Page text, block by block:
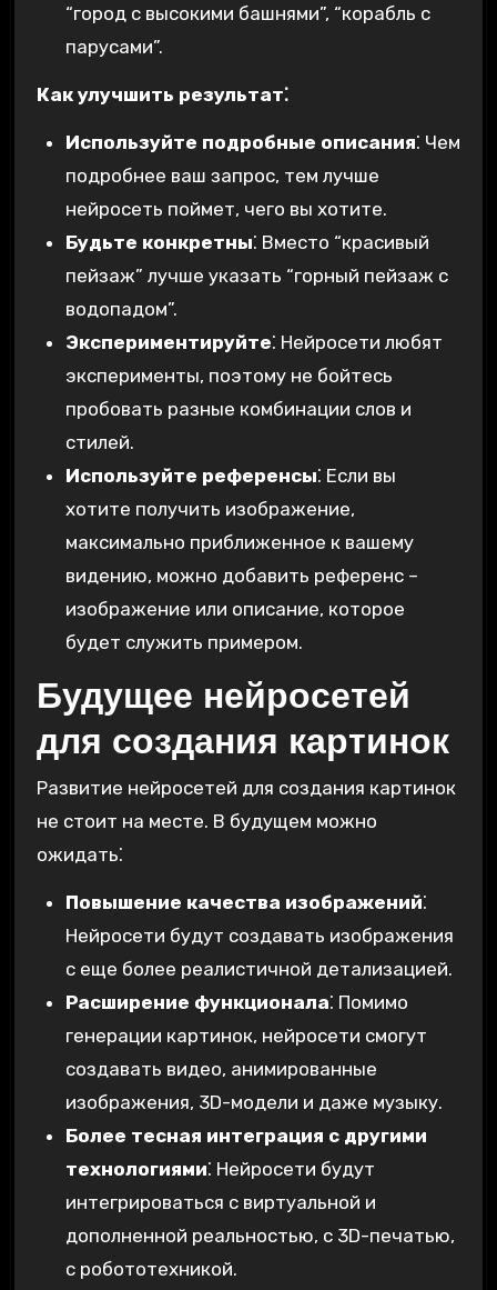
“город с высокими башнями”, “корабль с
парусами”.
Как улучшить результат⁚
Используйте подробные описания⁚ Чем
подробнее ваш запрос, тем лучше
нейросеть поймет, чего вы хотите.
Будьте конкретны⁚ Вместо “красивый
пейзаж” лучше указать “горный пейзаж с
водопадом”.
Экспериментируйте⁚ Нейросети любят
эксперименты, поэтому не бойтесь
пробовать разные комбинации слов и
стилей.
Используйте референсы⁚ Если вы
хотите получить изображение,
максимально приближенное к вашему
видению, можно добавить референс –
изображение или описание, которое
будет служить примером.
Будущее нейросетей
для создания картинок
Развитие нейросетей для создания картинок
не стоит на месте. В будущем можно
ожидать⁚
Повышение качества изображений⁚
Нейросети будут создавать изображения
с еще более реалистичной детализацией.
Расширение функционала⁚ Помимо
генерации картинок, нейросети смогут
создавать видео, анимированные
изображения, 3D-модели и даже музыку.
Более тесная интеграция с другими
технологиями⁚ Нейросети будут
интегрироваться с виртуальной и
дополненной реальностью, с 3D-печатью,
с робототехникой.